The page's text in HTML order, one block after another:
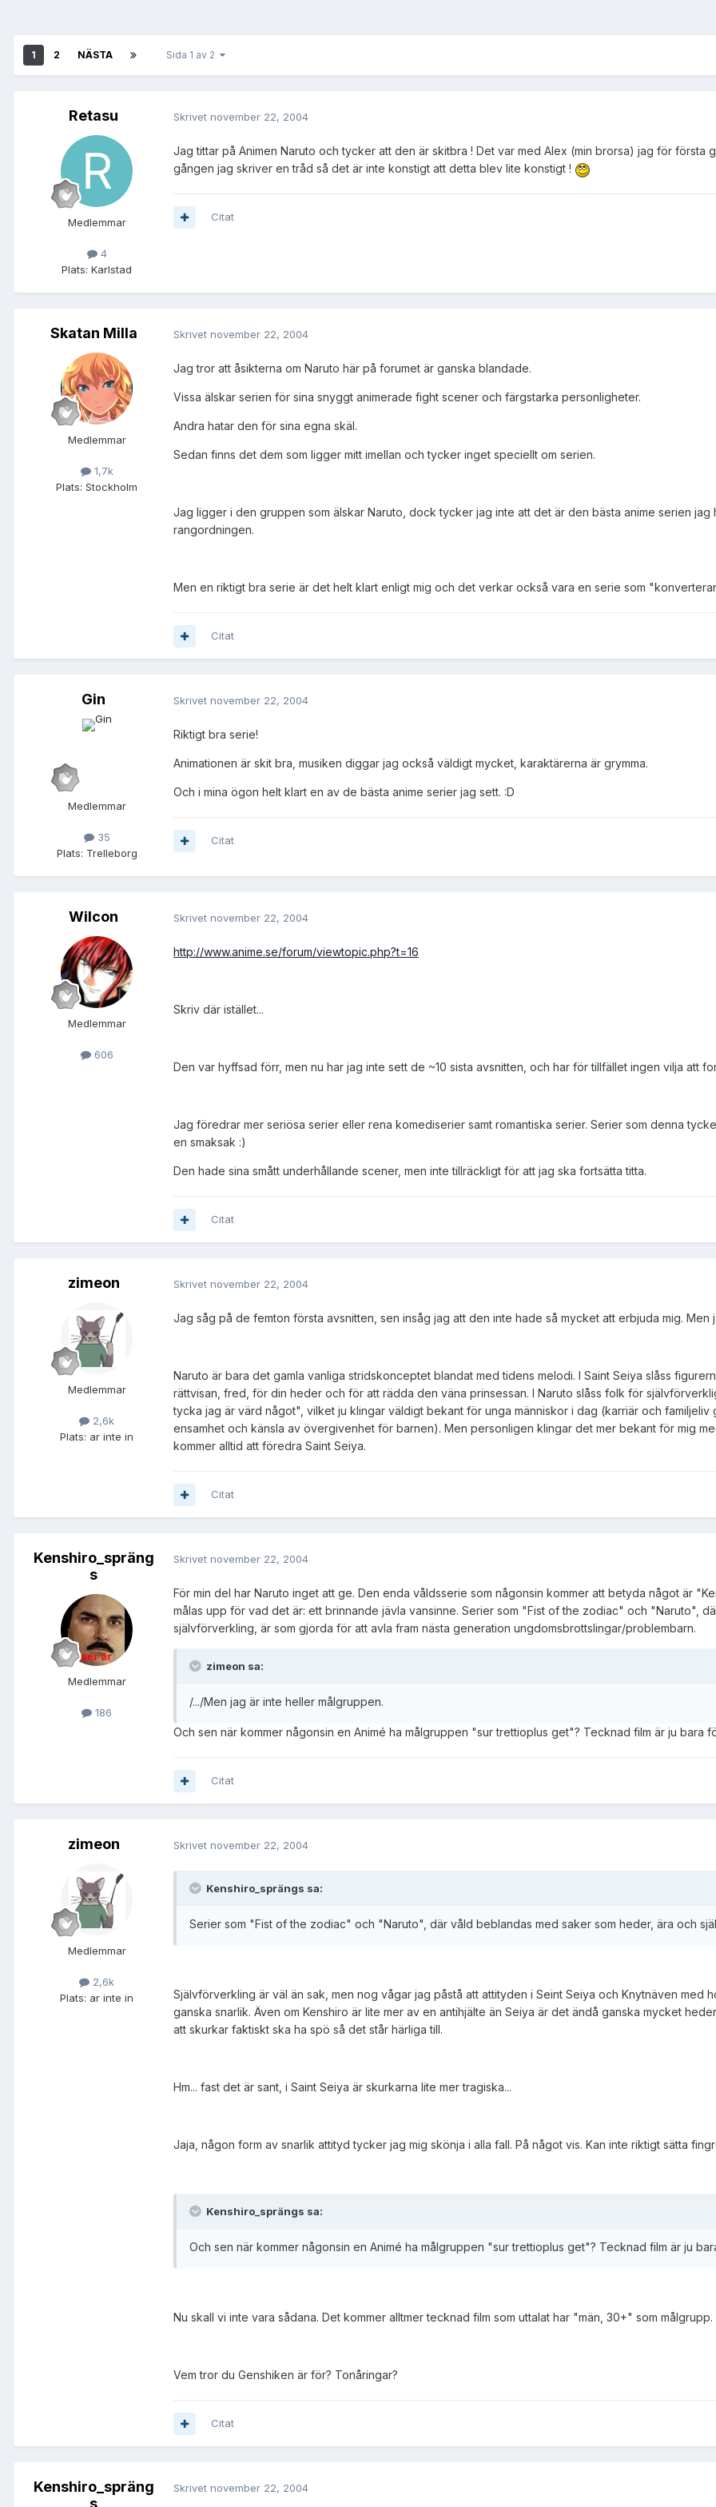
1 2 NÄSTA Sida 1 av 2
Retasu
Medlemmar
4
Plats: Karlstad
Skrivet november 22, 2004
Jag tittar på Animen Naruto och tycker att den är skitbra ! Det var med Alex (min brorsa) jag för
gången jag skriver en tråd så det är inte konstigt att detta blev lite konstigt !
Citat
Skatan Milla
Medlemmar
1,7k
Plats: Stockholm
Skrivet november 22, 2004
Jag tror att åsikterna om Naruto här på forumet är ganska blandade.
Vissa älskar serien för sina snyggt animerade fight scener och färgstarka personligheter.
Andra hatar den för sina egna skäl.
Sedan finns det dem som ligger mitt imellan och tycker inget speciellt om serien.
Jag ligger i den gruppen som älskar Naruto, dock tycker jag inte att det är den bästa anime serien
rangordningen.
Men en riktigt bra serie är det helt klart enligt mig och det verkar också vara en serie som
Citat
Gin
Medlemmar
35
Plats: Trelleborg
Skrivet november 22, 2004
Riktigt bra serie!
Animationen är skit bra, musiken diggar jag också väldigt mycket, karaktärerna är grymma.
Och i mina ögon helt klart en av de bästa anime serier jag sett. :D
Citat
Wilcon
Medlemmar
606
Skrivet november 22, 2004
http://www.anime.se/forum/viewtopic.php?t=16
Skriv där istället...
Den var hyffsad förr, men nu har jag inte sett de ~10 sista avsnitten, och har för tillfället ingen vilja att
Jag föredrar mer seriösa serier eller rena komediserier samt romantiska serier. Serier som denna
en smaksak :)
Den hade sina smått underhållande scener, men inte tillräckligt för att jag ska fortsätta titta.
Citat
zimeon
Medlemmar
2,6k
Plats: ar inte in
Skrivet november 22, 2004
Jag såg på de femton första avsnitten, sen insåg jag att den inte hade så mycket att erbjuda mig. Men
Naruto är bara det gamla vanliga stridskonceptet blandat med tidens melodi. I Saint Seiya slåss
rättvisan, fred, för din heder och för att rädda den väna prinsessan. I Naruto slåss folk för
tycka jag är värd något", vilket ju klingar väldigt bekant för unga människor i dag (karriär och
ensamhet och känsla av övergivenhet för barnen). Men personligen klingar det mer bekant för mig
kommer alltid att föredra Saint Seiya.
Citat
Kenshiro_spräng
s
Medlemmar
186
Skrivet november 22, 2004
För min del har Naruto inget att ge. Den enda våldsserie som någonsin kommer att betyda något är
målas upp för vad det är: ett brinnande jävla vansinne. Serier som "Fist of the zodiac" och "Naruto",
självförverkling, är som gjorda för att avla fram nästa generation ungdomsbrottslingar/problembarn.
zimeon sa:
/.../Men jag är inte heller målgruppen.
Och sen när kommer någonsin en Animé ha målgruppen "sur trettioplus get"? Tecknad film är ju bara
Citat
zimeon
Medlemmar
2,6k
Plats: ar inte in
Skrivet november 22, 2004
Kenshiro_sprängs sa:
Serier som "Fist of the zodiac" och "Naruto", där våld beblandas med saker som heder, ära och
Självförverkling är väl än sak, men nog vågar jag påstå att attityden i Seint Seiya och Knytnäven med
ganska snarlik. Även om Kenshiro är lite mer av en antihjälte än Seiya är det ändå ganska mycket
att skurkar faktiskt ska ha spö så det står härliga till.
Hm... fast det är sant, i Saint Seiya är skurkarna lite mer tragiska...
Jaja, någon form av snarlik attityd tycker jag mig skönja i alla fall. På något vis. Kan inte riktigt sätta
Kenshiro_sprängs sa:
Och sen när kommer någonsin en Animé ha målgruppen "sur trettioplus get"? Tecknad film är ju
Nu skall vi inte vara sådana. Det kommer alltmer tecknad film som uttalat har "män, 30+" som målgrupp.
Vem tror du Genshiken är för? Tonåringar?
Citat
Kenshiro_spräng
Skrivet november 22, 2004